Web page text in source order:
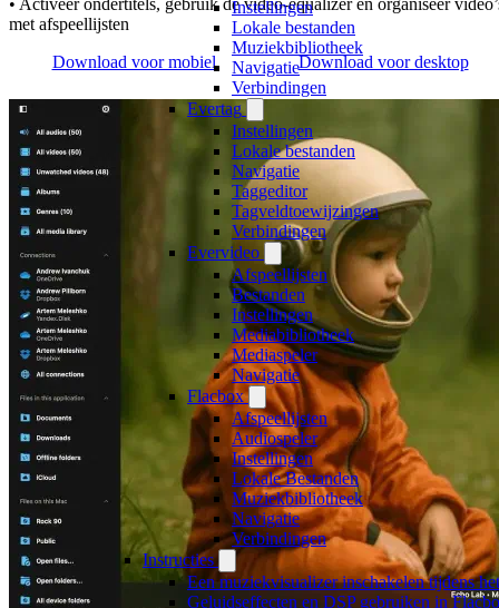
Instellingen
Lokale bestanden
Muziekbibliotheek
Navigatie
Verbindingen
Evertag
Instellingen
Lokale bestanden
Navigatie
Taggeditor
Tagveldtoewijzingen
Verbindingen
Evervideo
Afspeellijsten
Bestanden
Instellingen
Mediabibliotheek
Mediaspeler
Navigatie
Flacbox
Afspeellijsten
Audiospeler
Instellingen
Lokale Bestanden
Muziekbibliotheek
Navigatie
Verbindingen
Instructies
Een muziekvisualizer inschakelen tijdens
Geluidseffecten en DSP gebruiken in
• Activeer ondertitels, gebruik de video-equalizer en organiseer
met afspeellijsten
Download voor mobiel
Download voor desktop